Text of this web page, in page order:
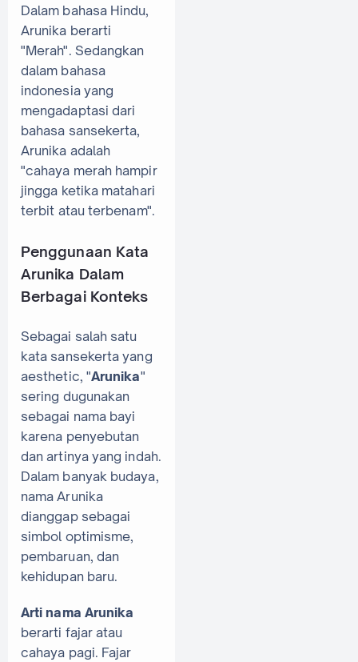
Dalam bahasa Hindu,
Arunika berarti
"Merah". Sedangkan
dalam bahasa
indonesia yang
mengadaptasi dari
bahasa sansekerta,
Arunika adalah
"cahaya merah hampir
jingga ketika matahari
terbit atau terbenam".
Penggunaan Kata
Arunika Dalam
Berbagai Konteks
Sebagai salah satu
kata sansekerta yang
aesthetic, "Arunika"
sering dugunakan
sebagai nama bayi
karena penyebutan
dan artinya yang indah.
Dalam banyak budaya,
nama Arunika
dianggap sebagai
simbol optimisme,
pembaruan, dan
kehidupan baru.
Arti nama Arunika
berarti fajar atau
cahaya pagi. Fajar